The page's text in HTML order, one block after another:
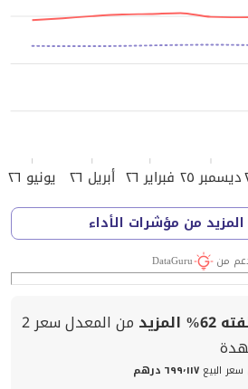
ديسمبر ٢٥ فبراير ٢٦ أبريل ٢٦ يونيو ٢٦
من مؤشرات الأداء
من DataGuru
62% المزيد من المعدلسعر2
البيع٦٩٩٬١١٧ درهم